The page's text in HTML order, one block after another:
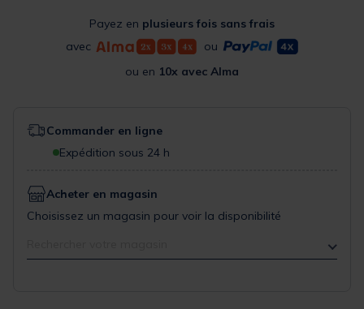
Payez en plusieurs fois sans frais
avec
ou
ou en 10x avec Alma
Commander en ligne
Expédition sous 24 h
Acheter en magasin
Choisissez un magasin pour voir la disponibilité